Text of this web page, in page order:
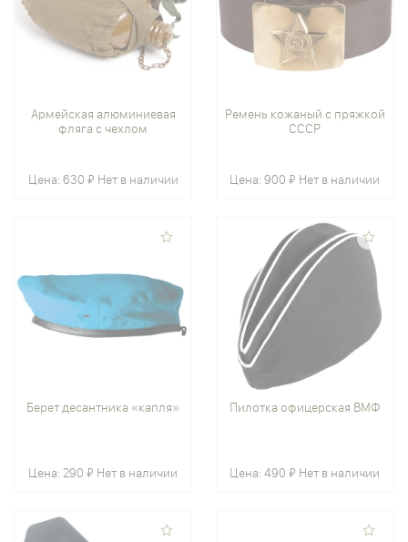
Армейская алюминиевая
фляга с чехлом
Цена: 630 ₽ Нет в наличии
Ремень кожаный с пряжкой
СССР
Цена:900 ₽ Нет в наличии
Берет десантника «капля»
Цена: 290 ₽ Нет в наличии
Пилотка офицерская ВМФ
Цена:490 ₽ Нет в наличии